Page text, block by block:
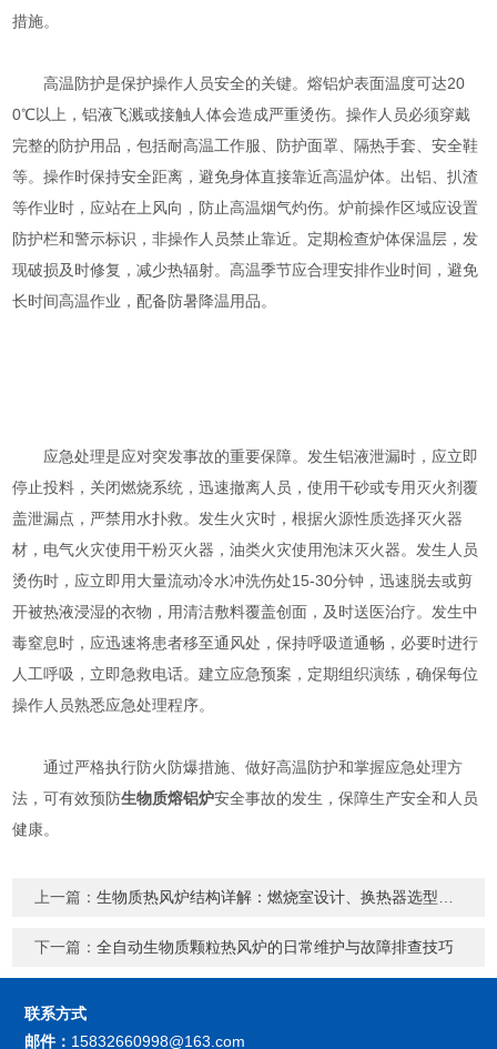
措施。
高温防护是保护操作人员安全的关键。熔铝炉表面温度可达20
0℃以上，铝液飞溅或接触人体会造成严重烫伤。操作人员必须穿戴
完整的防护用品，包括耐高温工作服、防护面罩、隔热手套、安全鞋
等。操作时保持安全距离，避免身体直接靠近高温炉体。出铝、扒渣
等作业时，应站在上风向，防止高温烟气灼伤。炉前操作区域应设置
防护栏和警示标识，非操作人员禁止靠近。定期检查炉体保温层，发
现破损及时修复，减少热辐射。高温季节应合理安排作业时间，避免
长时间高温作业，配备防暑降温用品。
应急处理是应对突发事故的重要保障。发生铝液泄漏时，应立即
停止投料，关闭燃烧系统，迅速撤离人员，使用干砂或专用灭火剂覆
盖泄漏点，严禁用水扑救。发生火灾时，根据火源性质选择灭火器
材，电气火灾使用干粉灭火器，油类火灾使用泡沫灭火器。发生人员
烫伤时，应立即用大量流动冷水冲洗伤处15-30分钟，迅速脱去或剪
开被热液浸湿的衣物，用清洁敷料覆盖创面，及时送医治疗。发生中
毒窒息时，应迅速将患者移至通风处，保持呼吸道通畅，必要时进行
人工呼吸，立即急救电话。建立应急预案，定期组织演练，确保每位
操作人员熟悉应急处理程序。
通过严格执行防火防爆措施、做好高温防护和掌握应急处理方
法，可有效预防生物质熔铝炉安全事故的发生，保障生产安全和人员
健康。
上一篇：生物质热风炉结构详解：燃烧室设计、换热器选型与保温材料技术
下一篇：全自动生物质颗粒热风炉的日常维护与故障排查技巧
联系方式
邮件： 15832660998@163.com